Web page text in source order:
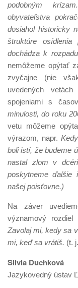
podobným
obyvateľstva
dosiahol historicky
štruktúre osídlenia
dochádza k
nemôžeme opýtať
zvyčajne (nie
uvedených
spojeniami s
minulosti, do roku
vetu môžeme
výrazom, napr.
boli istí, že budeme
nastal zlom v
poskytneme ďalšie
našej poisťovne.)
Na záver
významový
Zavolaj mi, kedy sa
mi, keď sa vrátiš. (t.
Silvia Duchková
Jazykovedný ústav